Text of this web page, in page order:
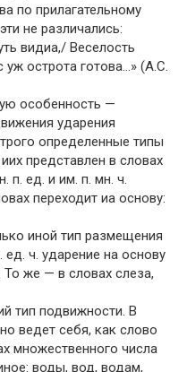
по прилагательному
не различались:
видиа,/ Веселость
острота готова…» (А.С.
особенность —
ударения
определенные типы
представлен в словах
п. ед. и им. п. мн. ч.
переходит иа основу:
иной тип размещения
ч. ударение на основу
То же — в словах слеза,
тип подвижности. В
ведет себя, как слово
множественного числа
воды, вод, водам,